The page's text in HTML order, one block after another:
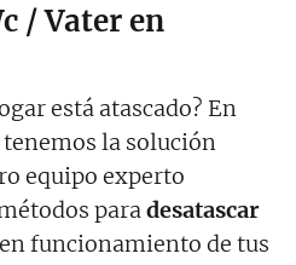
/ Vater en
está atascado? En
tenemos la solución
equipo experto
paradesatascar
funcionamiento de tus